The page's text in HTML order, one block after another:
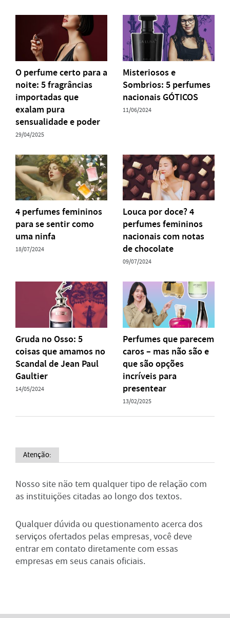
O perfume certo para a
noite: 5 fragrâncias
importadas que
exalam pura
sensualidade e poder
29/04/2025
Misteriosos e
Sombrios: 5 perfumes
nacionais GÓTICOS
11/06/2024
4 perfumes femininos
para se sentir como
uma ninfa
18/07/2024
Louca por doce? 4
perfumes femininos
nacionais com notas
de chocolate
09/07/2024
Gruda no Osso: 5
coisas que amamos no
Scandal de Jean Paul
Gaultier
14/05/2024
Perfumes que parecem
caros – mas não são e
que são opções
incríveis para
presentear
13/02/2025
Atenção:
Nosso site não tem qualquer tipo de relação com
as instituições citadas ao longo dos textos.
Qualquer dúvida ou questionamento acerca dos
serviços ofertados pelas empresas, você deve
entrar em contato diretamente com essas
empresas em seus canais oficiais.